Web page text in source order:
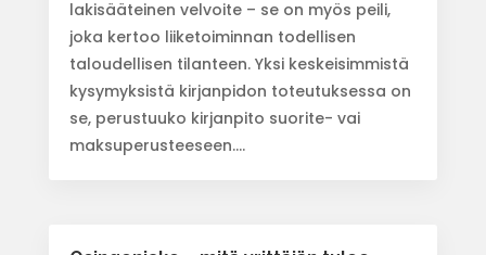
lakisääteinen velvoite – se on myös peili,
joka kertoo liiketoiminnan todellisen
taloudellisen tilanteen. Yksi keskeisimmistä
kysymyksistä kirjanpidon toteutuksessa on
se, perustuuko kirjanpito suorite- vai
maksuperusteeseen....